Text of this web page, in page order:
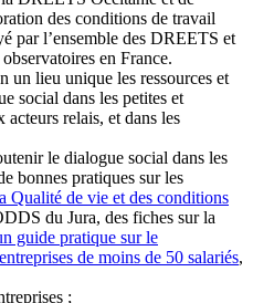
des conditions de travail
par l’ensemble des DREETS et
en France.
un lieu unique les ressources et
social dans les petites et
acteurs relais, et dans les
le dialogue social dans les
bonnes pratiques sur les
Qualité de vie et des conditions
du Jura, des fiches sur la
guide pratique sur le
de moins de 50 salariés,
;